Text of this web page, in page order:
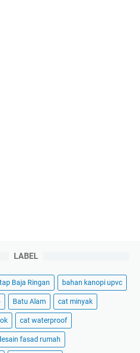
LABEL
Baja Ringan bahan kanopi upvc
Batu Alam cat minyak
cat waterproof
fasad rumah